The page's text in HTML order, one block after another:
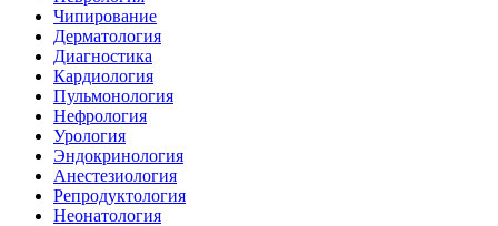
Чипирование
Дерматология
Диагностика
Кардиология
Пульмонология
Нефрология
Урология
Эндокринология
Анестезиология
Репродуктология
Неонатология